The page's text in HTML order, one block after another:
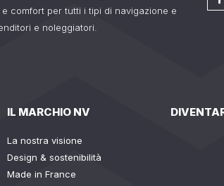
comfort per tutti i tipi di navigazione e
e noleggiatori.
IL MARCHIO NV
La nostra visione
Design & sostenibilità
Made in France